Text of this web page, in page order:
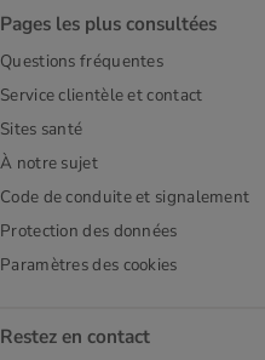
Pages les plus consultées
Questions fréquentes
Service clientèle et contact
Sites santé
À notre sujet
Code de conduite et signalement
Protection des données
Paramètres des cookies
Restez en contact